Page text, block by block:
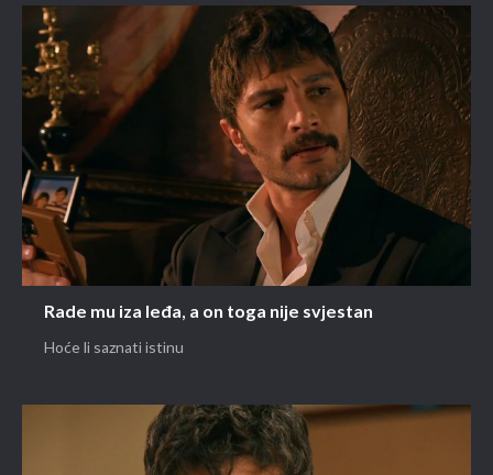
Rade mu iza leđa, a on toga nije svjestan
Hoće li saznati istinu